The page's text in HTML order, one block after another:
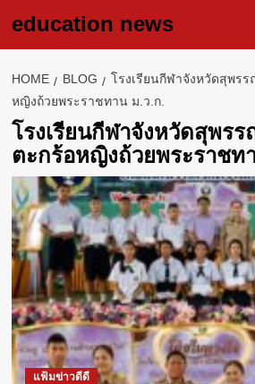
education news
HOME BLOG
โรงเรียนกีฬาจังหวัดสุพร
หญิงถ้วยพระราชทาน ม.ว.ก.
โรงเรียนกีฬาจังหวัดสุพร
ตะกร้อหญิงถ้วยพระราชท
แฟ้มข่าวดีดี